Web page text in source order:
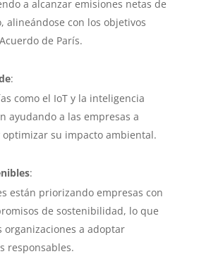
a alcanzar emisiones netas de
alineándose con los objetivos
de París.
:
como el IoT y la inteligencia
ayudando a las empresas a
su impacto ambiental.
:
están priorizando empresas con
de sostenibilidad, lo que
organizaciones a adoptar
responsables.